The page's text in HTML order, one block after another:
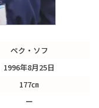
ペク・ソフ
1996年8月25日
177㎝
ー